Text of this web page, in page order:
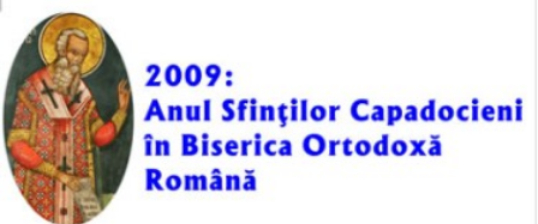
2022
2021
2020
2019
2018